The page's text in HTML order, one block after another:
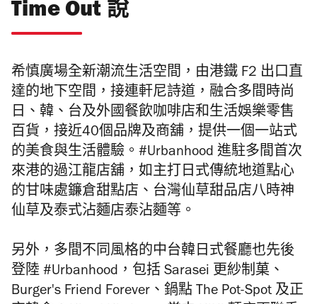
Time Out 說
希慎廣場全新潮流生活空間，由港鐵 F2 出口直
達的地下空間，接連軒尼詩道，融合多間時尚
日、韓、台及外國餐飲咖啡店和生活娛樂零售
百貨，接近40個品牌及商舖，提供一個一站式
的美食與生活體驗。#Urbanhood 進駐多間首次
來港的過江龍店舖，如主打日式傳統地道點心
的甘味處鐮倉甜點店、台灣仙草甜品店八時神
仙草及泰式沾麵店泰沾麵等。
另外，多間不同風格的中台韓日式餐廳也先後
登陸 #Urbanhood，包括 Sarasei 更紗制菓、
Burger's Friend Forever、鍋點 The Pot-Spot 及正